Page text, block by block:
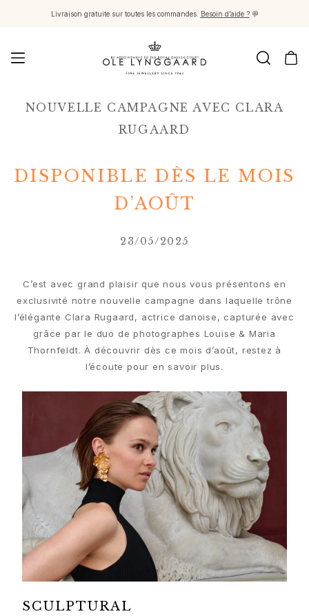
Livraison gratuite sur toutes les commandes. Besoin d’aide ?💬
Images_Fine Jewellery
Colliers
Boucles d'oreilles paires
Boucles d'oreilles simples
Broches
Fermoirs et Colliers de perle
Parures de bijoux
Accessoires
NOUVEAUTÉS
MEILLEURES VENTES
Collections
Lotus
Bird Family
Horse
Leaves
BoHo
Snakes
Love
NOUVELLE CAMPAGNE AVEC CLARA
RUGAARD
DISPONIBLE DÈS LE MOIS
D’AOÛT
23/05/2025
C’est avec grand plaisir que nous vous présentons en
exclusivité notre nouvelle campagne dans laquelle trône
l’élégante Clara Rugaard, actrice danoise, capturée avec
grâce par le duo de photographes Louise & Maria
Thornfeldt. À découvrir dès ce mois d’août, restez à
l’écoute pour en savoir plus.
SCULPTURAL